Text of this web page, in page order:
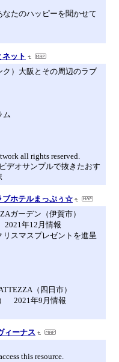
たのハッピーを聞かせて
ット
）大阪とその周辺のラブ
ム
all rights reserved.
デオサンプルで抜きたおす
ホテルまっぷぅ☆
ガーデン（伊賀市）
2021年12月情報
スマスプレゼントを進呈
（四日市）
2021年9月情報
ィーナス
this resource.